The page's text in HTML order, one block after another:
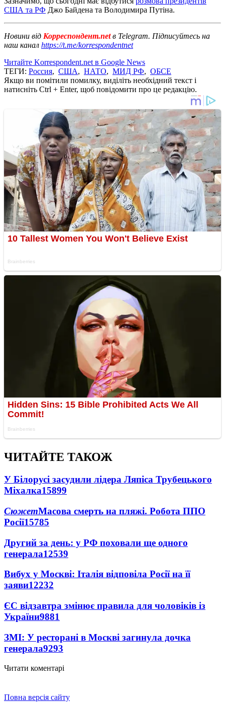
США та РФ Джо Байдена та Володимира Путіна.
Новини від Корреспондент.netв Telegram. Підписуйтесь на
наш канал https://t.me/korrespondentnet
Читайте Korrespondent.net в Google News
ТЕГИ: Россия, США, НАТО, МИД РФ, ОБСЕ
Якщо ви помітили помилку, виділіть необхідний текст і
натисніть Ctrl + Enter, щоб повідомити про це редакцію.
ЧИТАЙТЕ ТАКОЖ
У Білорусі засудили лідера Ляпіса Трубецького
Міхалка15899
СюжетМасова смерть на пляжі. Робота ППО
Росії15785
Другий за день: у РФ поховали ще одного
генерала12539
Вибух у Москві: Італія відповіла Росії на її
заяви12232
ЄС відзавтра змінює правила для чоловіків із
України9881
ЗМІ: У ресторані в Москві загинула дочка
генерала9293
Читати коментарі
Повна версія сайту